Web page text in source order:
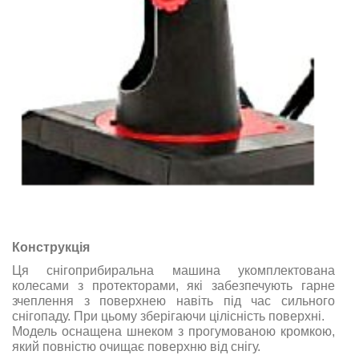
Конструкція
Ця снігоприбиральна машина укомплектована
колесами з протекторами, які забезпечують гарне
зчеплення з поверхнею навіть під час сильного
снігопаду. При цьому зберігаючи цілісність поверхні.
Модель оснащена шнеком з прогумованою кромкою,
який повністю очищає поверхню від снігу.